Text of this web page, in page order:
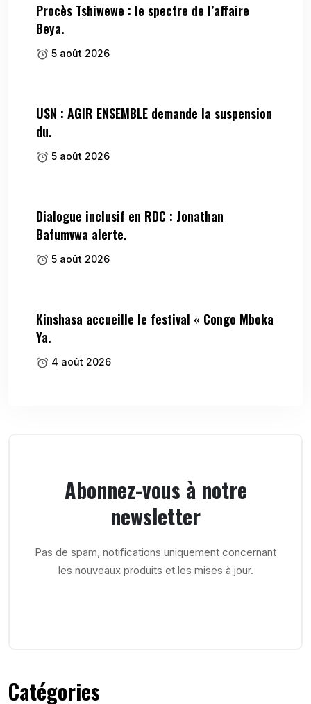
Procès Tshiwewe : le spectre de l’affaire
Beya.
5 août 2026
USN : AGIR ENSEMBLE demande la suspension
du.
5 août 2026
Dialogue inclusif en RDC : Jonathan
Bafumvwa alerte.
5 août 2026
Kinshasa accueille le festival « Congo Mboka
Ya.
4 août 2026
Abonnez-vous à notre
newsletter
Pas de spam, notifications uniquement concernant
les nouveaux produits et les mises à jour.
Catégories